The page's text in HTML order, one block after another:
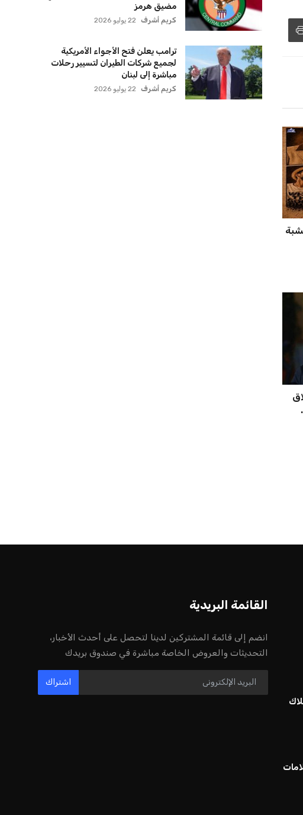
مضيق هرمز
كريم أشرف 22 يوليو 2026
ترامب يعلن فتح الأجواء الأمريكية
لجميع شركات الطيران لتسيير رحلات
مباشرة إلى لبنان
كريم أشرف 22 يوليو 2026
المغشوشة 7 علامات
القائمة البريدية
انضم إلى قائمة المشتركين لدينا لتحصل على أحدث الأخبار،
التحديثات والعروض الخاصة مباشرة في صندوق بريدك
اشتراك